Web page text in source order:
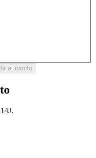
al carrito